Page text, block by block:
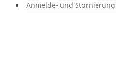
Anmelde- und